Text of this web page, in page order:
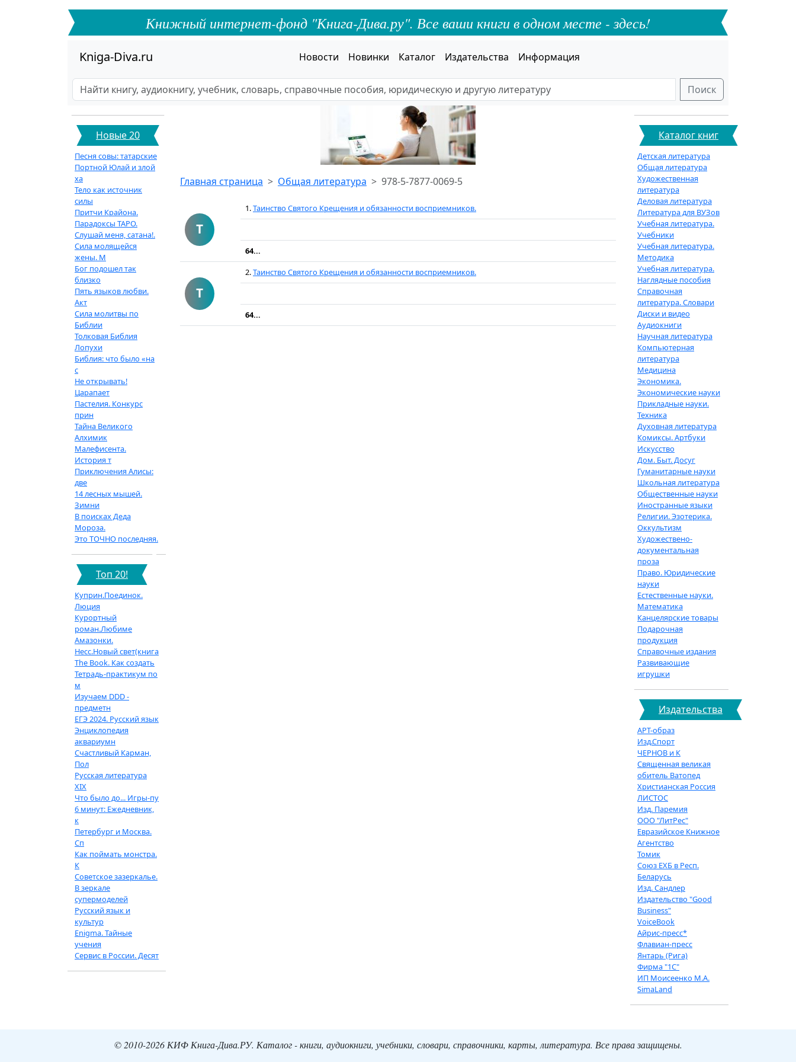
Книжный интернет-фонд "Книга-Дива.ру". Все ваши книги в одном месте - здесь!
Kniga-Diva.ru Новости Новинки Каталог Издательства Информация
Поиск
Новые 20
Песня совы: татарские
Портной Юлай и злой
ха
Тело как источник
силы
Притчи Крайона.
Парадоксы ТАРО.
Слушай меня, сатана!.
Сила молящейся
жены. М
Бог подошел так
близко
Пять языков любви.
Акт
Сила молитвы по
Библии
Толковая Библия
Лопухи
Библия: что было «на
с
Не открывать!
Царапает
Пастелия. Конкурс
прин
Тайна Великого
Алхимик
Малефисента.
История т
Приключения Алисы:
две
14 лесных мышей.
Зимни
В поисках Деда
Мороза.
Это ТОЧНО последняя.
Топ 20!
Куприн.Поединок.
Люция
Курортный
роман.Любиме
Амазонки.
Несс.Новый свет(книга
The Book. Как создать
Тетрадь-практикум по
м
Изучаем DDD -
предметн
ЕГЭ 2024. Русский язык
Энциклопедия
аквариумн
Счастливый Карман,
Пол
Русская литература
XIX
Что было до... Игры-пу
6 минут: Ежедневник,
к
Петербург и Москва.
Сп
Как поймать монстра.
К
Советское зазеркалье.
В зеркале
супермоделей
Русский язык и
культур
Enigma. Тайные
учения
Сервис в России. Десят
Главная страница Общая литература 978-5-7877-0069-5
Т
1.Таинство Святого Крещения и обязанности восприемников.
64...
Т
2.Таинство Святого Крещения и обязанности восприемников.
64...
Каталог книг
Детская литература
Общая литература
Художественная
литература
Деловая литература
Литература для ВУЗов
Учебная литература.
Учебники
Учебная литература.
Методика
Учебная литература.
Наглядные пособия
Справочная
литература. Словари
Диски и видео
Аудиокниги
Научная литература
Компьютерная
литература
Медицина
Экономика.
Экономические науки
Прикладные науки.
Техника
Духовная литература
Комиксы. Артбуки
Искусство
Дом. Быт. Досуг
Гуманитарные науки
Школьная литература
Общественные науки
Иностранные языки
Религии. Эзотерика.
Оккультизм
Художествено-
документальная
проза
Право. Юридические
науки
Естественные науки.
Математика
Канцелярские товары
Подарочная
продукция
Справочные издания
Развивающие
игрушки
Издательства
АРТ-образ
Изд.Спорт
ЧЕРНОВ и К
Священная великая
обитель Ватопед
Христианская Россия
ЛИСТОС
Изд. Паремия
ООО "ЛитРес"
Евразийское Книжное
Агентство
Томик
Союз ЕХБ в Респ.
Беларусь
Изд. Сандлер
Издательство "Good
Business"
VoiceBook
Айрис-пресс*
Флавиан-пресс
Янтарь (Рига)
Фирма "1С"
ИП Моисеенко М.А.
SimaLand
© 2010-2026 КИФ Книга-Дива.РУ. Каталог - книги, аудиокниги, учебники, словари, справочники, карты, литература. Все права защищены.